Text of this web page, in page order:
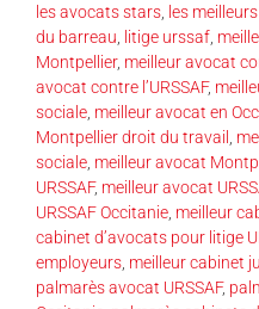
les avocats stars les
du barreau litige urssaf
Montpellier, meilleur avocat
avocat contre l’URSSAF,
sociale meilleur avocat en
Montpellier droit du travail
sociale meilleur avocat
URSSAF, meilleur avocat
URSSAF Occitanie meilleur
cabinet d’avocats pour litige
employeurs meilleur cabinet
palmarès avocat URSSAF,